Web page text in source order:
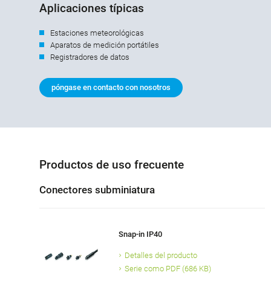
Aplicaciones típicas
Estaciones meteorológicas
Aparatos de medición portátiles
Registradores de datos
póngase en contacto con nosotros
Productos de uso frecuente
Conectores subminiatura
Snap-in IP40
Detalles del producto
Serie como PDF (686 KB)